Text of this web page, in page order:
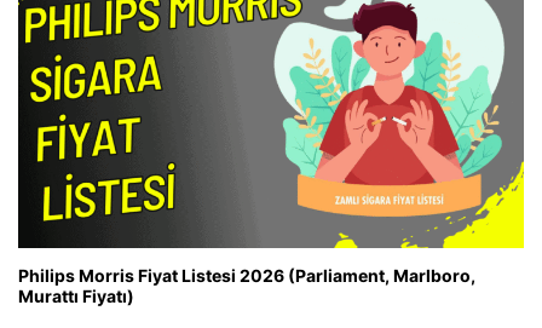
Philips Morris Fiyat Listesi 2026 (Parliament, Marlboro,
Murattı Fiyatı)